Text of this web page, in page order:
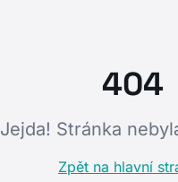
404
Jejda! Stránka
Zpět na hlavní